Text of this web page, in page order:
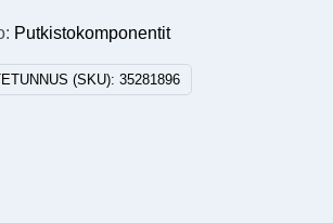
Putkistokomponentit
(SKU):35281896